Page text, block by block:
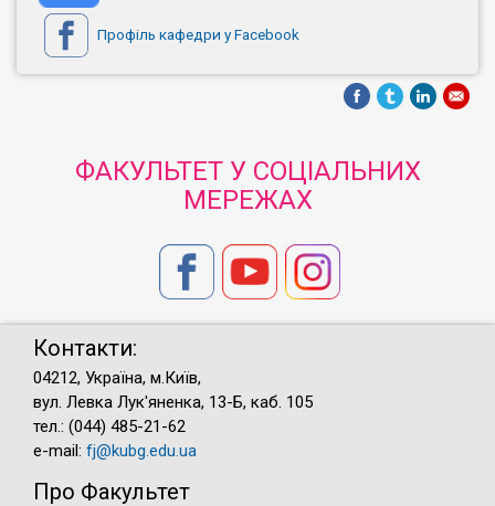
Профіль кафедри у Facebook
ФАКУЛЬТЕТ У СОЦІАЛЬНИХ
МЕРЕЖАХ
Контакти:
04212, Україна, м.Київ,
вул. Левка Лук'яненка, 13-Б, каб. 105
тел.: (044) 485-21-62
e-mail: fj@kubg.edu.ua
Про Факультет